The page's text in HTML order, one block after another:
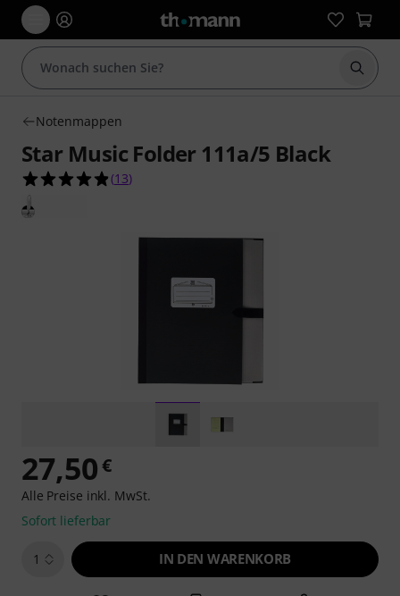
Suche
Notenmappen
Star Music Folder 111a/5 Black
4.8 von 5 Sternen aus 13 Kundenbewertungen
(13)
27,50€
Alle Preise inkl. MwSt.
Sofort lieferbar
1 IN DEN WARENKORB